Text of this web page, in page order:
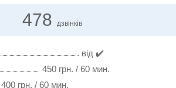
478 дзвінків
від ✔️
450 грн. / 60 мин.
400 грн. / 60 мин.